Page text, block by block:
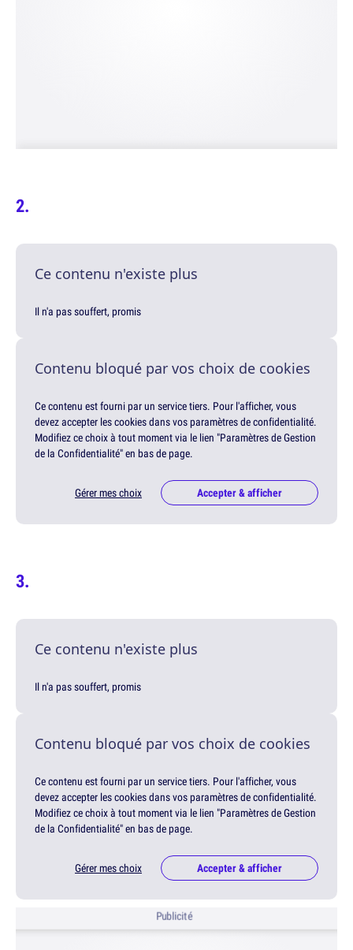
Ce contenu n'existe plus
Il n'a pas souffert, promis
Contenu bloqué par vos choix de cookies
Ce contenu est fourni par un service tiers. Pour l'afficher, vous
devez accepter les cookies dans vos paramètres de confidentialité.
Modifiez ce choix à tout moment via le lien "Paramètres de Gestion
de la Confidentialité" en bas de page.
Gérer mes choix Accepter & afficher
Ce contenu n'existe plus
Il n'a pas souffert, promis
Contenu bloqué par vos choix de cookies
Ce contenu est fourni par un service tiers. Pour l'afficher, vous
devez accepter les cookies dans vos paramètres de confidentialité.
Modifiez ce choix à tout moment via le lien "Paramètres de Gestion
de la Confidentialité" en bas de page.
Gérer mes choix Accepter & afficher
Publicité